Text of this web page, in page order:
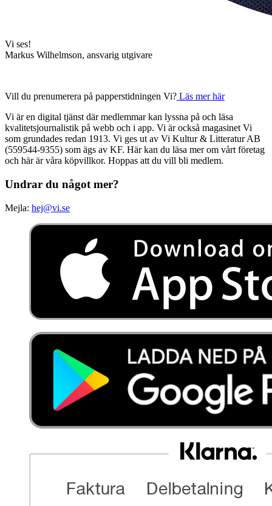
Vi ses!
Markus Wilhelmson, ansvarig utgivare
Vill du prenumerera på papperstidningen Vi? Läs mer här
Vi är en digital tjänst där medlemmar kan lyssna på och läsa
kvalitetsjournalistik på webb och i app. Vi är också magasinet Vi
som grundades redan 1913. Vi ges ut av Vi Kultur & Litteratur AB
(559544-9355) som ägs av KF. Här kan du läsa mer om vårt företag
och här är våra köpvillkor. Hoppas att du vill bli medlem.
Undrar du något mer?
Mejla: hej@vi.se